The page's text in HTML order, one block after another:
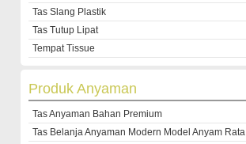
Tas Slang Plastik
Tas Tutup Lipat
Tempat Tissue
Produk Anyaman
Tas Anyaman Bahan Premium
Tas Belanja Anyaman Modern Model Anyam Rata